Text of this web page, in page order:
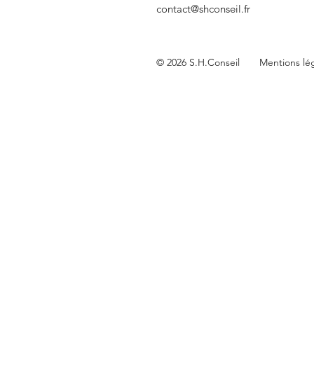
Le marché de la salle de
Mises en
contact@shconseil.fr
© 2026 S.H.Conseil Mentions